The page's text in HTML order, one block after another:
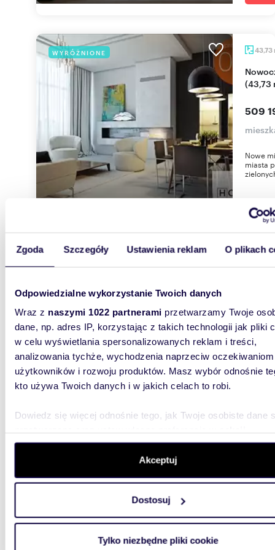
Zgoda Szczegóły Ustawienia reklam O plikach
Odpowiedzialne wykorzystanie Twoich danych
Wraz z naszymi 1022 partnerami przetwarzamy Twoje
dane, np. adres IP, korzystając z takich technologii jak pliki
w celu wyświetlania spersonalizowanych reklam i treści,
analizowania tychże, wychodzenia naprzeciw oczekiwaniom
użytkowników i rozwoju produktów. Masz wybór odnośnie
kto używa Twoich danych i w jakich celach to robi.
Dowiedz się więcej odnośnie tego, jak Twoje osobiste dane
szczegółów. W Deklaracji plików cookie możesz zmienić
wycofać swoją zgodę w dowolnej chwili.
aby oferować funkcje społecznościowe i analizować ruch w
witrynie. Informacje o tym, jak korzystasz z naszej witryny,
analitycznym. Partnerzy mogą połączyć te informacje z
Akceptuj
Dostosuj
Tylko niezbędne pliki cookie
WYRÓŻNIONE 43,73
Nowoczesne 2-pokojowe mieszkanie z balkonem
(43,73
509
Nowe
miasta
360
Nowa
Na sprzedaż nowoczesny apartament 74 m² z